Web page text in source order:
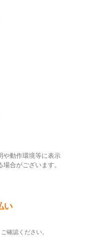
や動作環境等に表示
合がございます。
い
確認ください。